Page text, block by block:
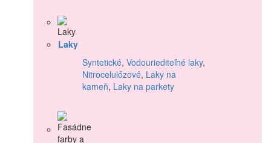
Laky
Syntetické, Vodouriediteľné laky,
Nitrocelulózové, Laky na
kameň, Laky na parkety